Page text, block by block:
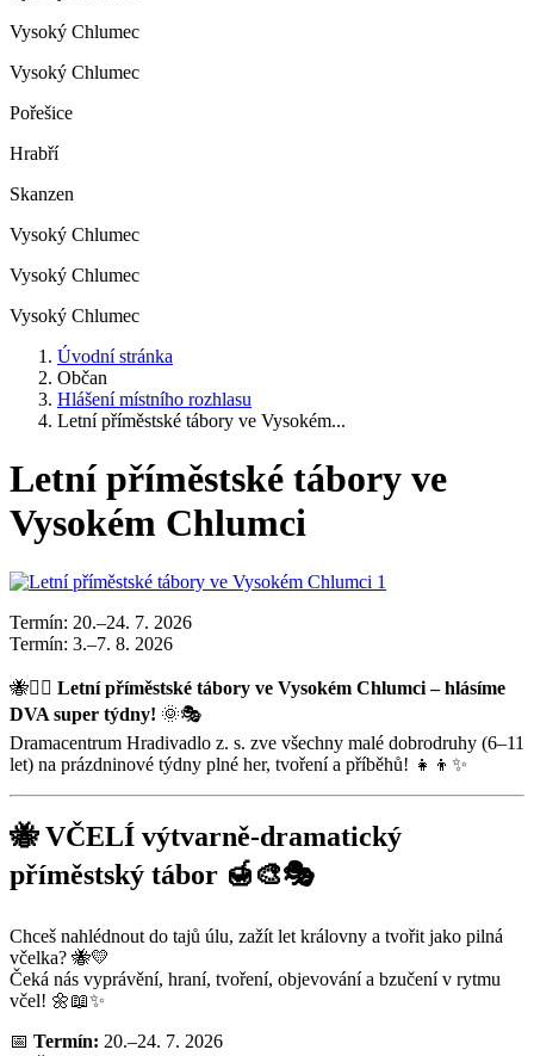
Vysoký Chlumec
Vysoký Chlumec
Pořešice
Hrabří
Skanzen
Vysoký Chlumec
Vysoký Chlumec
Vysoký Chlumec
Úvodní stránka
Občan
Hlášení místního rozhlasu
Letní příměstské tábory ve Vysokém...
Letní příměstské tábory ve
Vysokém Chlumci
Termín: 20.–24. 7. 2026
Termín: 3.–7. 8. 2026
🐝🕵️‍♂️ Letní příměstské tábory ve Vysokém Chlumci – hlásíme
DVA super týdny! 🌞🎭
Dramacentrum Hradivadlo z. s. zve všechny malé dobrodruhy (6–11
let) na prázdninové týdny plné her, tvoření a příběhů! 👧👦✨
🐝 VČELÍ výtvarně-dramatický
příměstský tábor 🍯🎨🎭
Chceš nahlédnout do tajů úlu, zažít let královny a tvořit jako pilná
včelka? 🐝💛
Čeká nás vyprávění, hraní, tvoření, objevování a bzučení v rytmu
včel! 🌼📖✨
📅 Termín: 20.–24. 7. 2026